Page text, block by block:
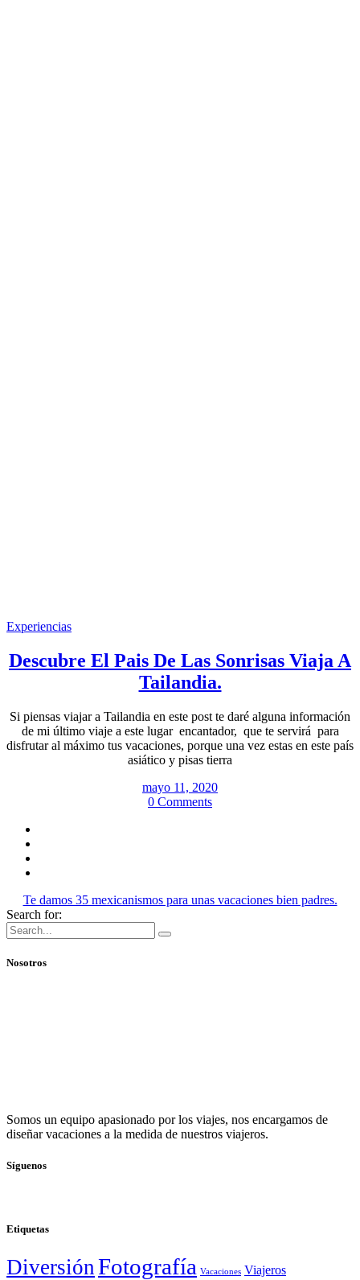
Experiencias
Descubre El Pais De Las Sonrisas Viaja A
Tailandia.
Si piensas viajar a Tailandia en este post te daré alguna información
de mi último viaje a este lugar encantador, que te servirá para
disfrutar al máximo tus vacaciones, porque una vez estas en este país
asiático y pisas tierra
mayo 11, 2020
0 Comments
Te damos 35 mexicanismos para unas vacaciones bien padres.
Search for:
Nosotros
Somos un equipo apasionado por los viajes, nos encargamos de
diseñar vacaciones a la medida de nuestros viajeros.
Síguenos
Etiquetas
Diversión Fotografía Vacaciones Viajeros